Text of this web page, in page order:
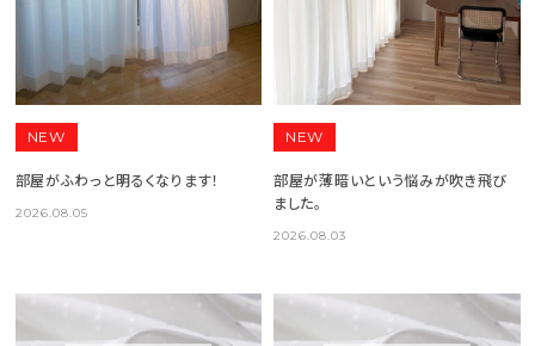
NEW
部屋がふわっと明るくなります！
2026.08.05
NEW
部屋が薄暗いという悩みが吹き飛び
ました。
2026.08.03